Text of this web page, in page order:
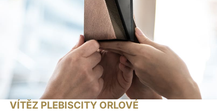
VÍTĚZ PLEBISCITY ORLOVÉ